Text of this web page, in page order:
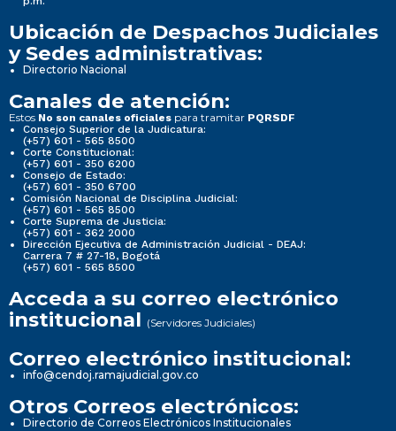
Ubicación de Despachos Judiciales
y Sedes administrativas:
Directorio Nacional
Canales de atención:
Estos No son canales oficiales para tramitar PQRSDF
Consejo Superior de la Judicatura:
(+57) 601 - 565 8500
Corte Constitucional:
(+57) 601 - 350 6200
Consejo de Estado:
(+57) 601 - 350 6700
Comisión Nacional de Disciplina Judicial:
(+57) 601 - 565 8500
Corte Suprema de Justicia:
(+57) 601 - 362 2000
Dirección Ejecutiva de Administración Judicial - DEAJ:
Carrera 7 # 27-18, Bogotá
(+57) 601 - 565 8500
Acceda a su correo electrónico
institucional (Servidores Judiciales)
Correo electrónico institucional:
info@cendoj.ramajudicial.gov.co
Otros Correos electrónicos:
Directorio de Correos Electrónicos Institucionales